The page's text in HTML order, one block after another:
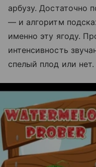
арбузу. Достаточно
— и алгоритм
именно эту ягоду.
интенсивность
спелый плод или нет.